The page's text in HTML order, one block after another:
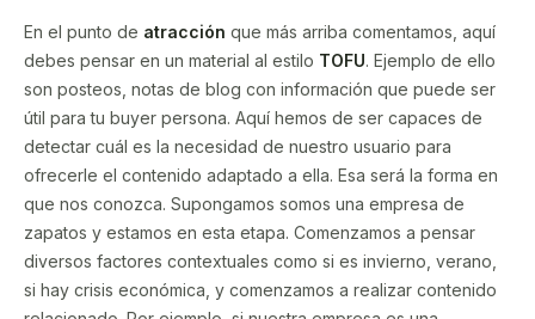
En el punto de atracción que más arriba comentamos, aquí
debes pensar en un material al estilo TOFU. Ejemplo de ello
son posteos, notas de blog con información que puede ser
útil para tu buyer persona. Aquí hemos de ser capaces de
detectar cuál es la necesidad de nuestro usuario para
ofrecerle el contenido adaptado a ella. Esa será la forma en
que nos conozca. Supongamos somos una empresa de
zapatos y estamos en esta etapa. Comenzamos a pensar
diversos factores contextuales como si es invierno, verano,
si hay crisis económica, y comenzamos a realizar contenido